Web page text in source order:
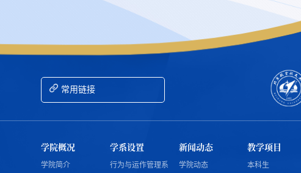
常用链接
学院概况
学院简介
学系设置
行为与运作管理系
新闻动态
学院动态
教学项目
本科生